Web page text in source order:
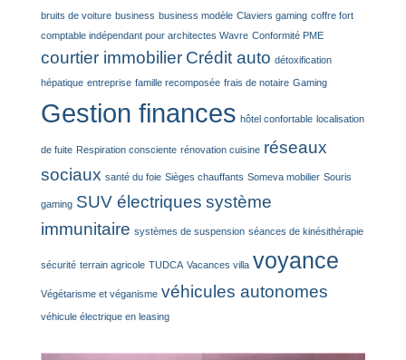
bruits de voiture business business modèle Claviers gaming coffre fort
comptable indépendant pour architectes Wavre Conformité PME
courtier immobilier Crédit auto détoxification
hépatique entreprise famille recomposée frais de notaire Gaming
Gestion finances hôtel confortable localisation
de fuite Respiration consciente rénovation cuisine réseaux
sociaux santé du foie Sièges chauffants Someva mobilier Souris
gaming SUV électriques système
immunitaire systèmes de suspension séances de kinésithérapie
sécurité terrain agricole TUDCA Vacances villa voyance
Végétarisme et véganisme véhicules autonomes
véhicule électrique en leasing